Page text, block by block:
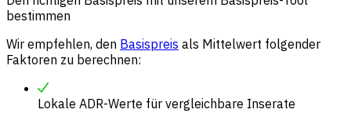
bestimmen
Wir empfehlen, den Basispreis als Mittelwert folgender
Faktoren zu berechnen:
Lokale ADR-Werte für vergleichbare Inserate